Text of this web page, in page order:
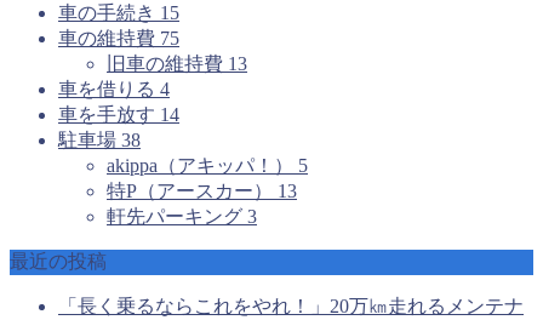
車の手続き 15
車の維持費 75
旧車の維持費 13
車を借りる 4
車を手放す 14
駐車場 38
akippa（アキッパ！） 5
特P（アースカー） 13
軒先パーキング 3
最近の投稿
「長く乗るならこれをやれ！」20万㎞走れるメンテナ